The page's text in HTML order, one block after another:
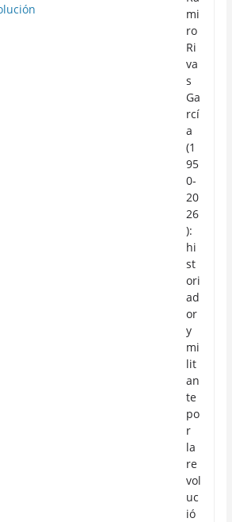
mi
ro
Ri
va
s
Ga
rcí
a
(1
95
0-
20
26
):
hi
st
ori
ad
or
y
mi
lit
an
te
po
r
la
re
vol
uc
ió